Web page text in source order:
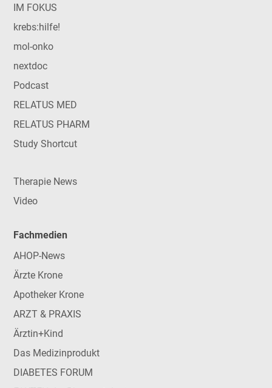
IM FOKUS
krebs:hilfe!
mol-onko
nextdoc
Podcast
RELATUS MED
RELATUS PHARM
Study Shortcut
Therapie News
Video
Fachmedien
AHOP-News
Ärzte Krone
Apotheker Krone
ARZT & PRAXIS
Ärztin+Kind
Das Medizinprodukt
DIABETES FORUM